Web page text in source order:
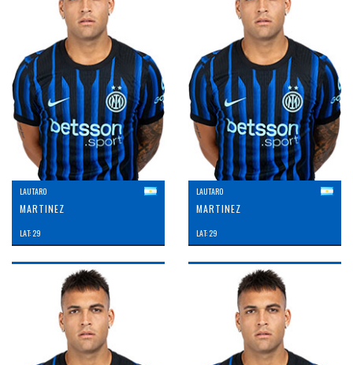
LAUTARO
MARTINEZ
LAT: 29
LAUTARO
MARTINEZ
LAT: 29